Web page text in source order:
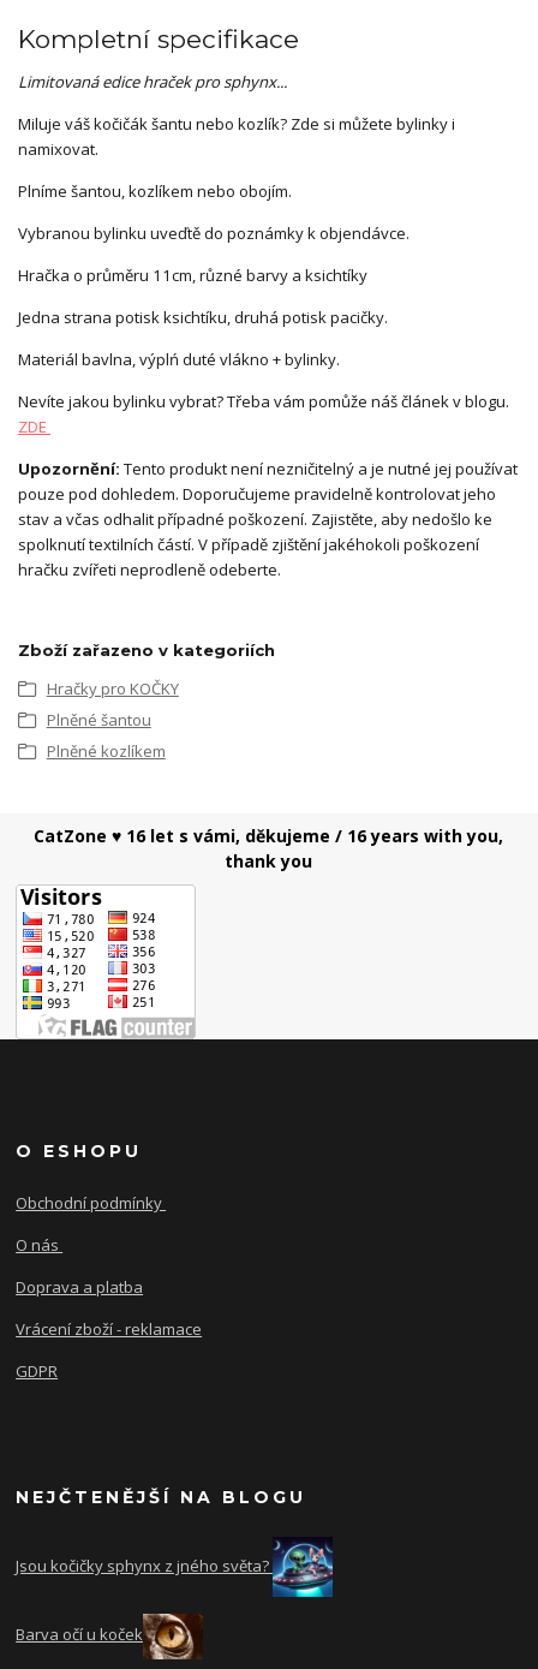
Kompletní specifikace
Limitovaná edice hraček pro sphynx...
Miluje váš kočičák šantu nebo kozlík? Zde si můžete bylinky i
namixovat.
Plníme šantou, kozlíkem nebo obojím.
Vybranou bylinku uveďtě do poznámky k objendávce.
Hračka o průměru 11cm, různé barvy a ksichtíky
Jedna strana potisk ksichtíku, druhá potisk pacičky.
Materiál bavlna, výplń duté vlákno + bylinky.
Nevíte jakou bylinku vybrat? Třeba vám pomůže náš článek v blogu.
ZDE
Upozornění: Tento produkt není nezničitelný a je nutné jej používat
pouze pod dohledem. Doporučujeme pravidelně kontrolovat jeho
stav a včas odhalit případné poškození. Zajistěte, aby nedošlo ke
spolknutí textilních částí. V případě zjištění jakéhokoli poškození
hračku zvířeti neprodleně odeberte.
Zboží zařazeno v kategoriích
Hračky pro KOČKY
Plněné šantou
Plněné kozlíkem
CatZone ♥ 16 let s vámi, děkujeme / 16 years with you,
thank you
O ESHOPU
Obchodní podmínky
O nás
Doprava a platba
Vrácení zboží - reklamace
GDPR
NEJČTENĚJŠÍ NA BLOGU
Jsou kočičky sphynx z jného světa?
Barva očí u koček